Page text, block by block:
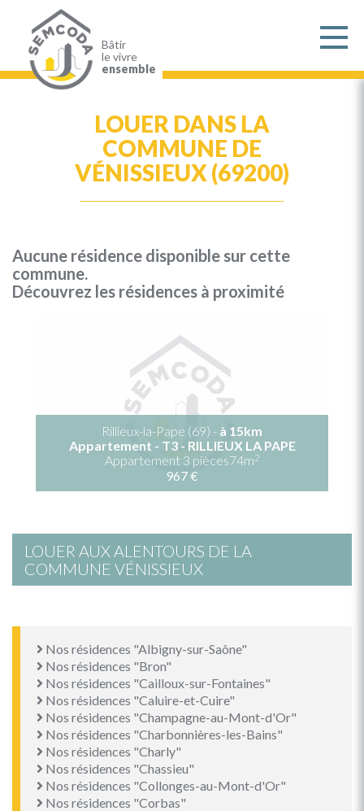
contenu
principal
Bâtir
le vivre
ensemble
LOUER DANS LA
COMMUNE DE
VÉNISSIEUX (69200)
Aucune résidence disponible sur cette
commune.
Découvrez les résidences à proximité
Rillieux-la-Pape (69) - à 15km
Appartement - T3 - RILLIEUX LA PAPE
Appartement 3 pièces74m2
967 €
LOUER AUX ALENTOURS DE LA
COMMUNE VÉNISSIEUX
Nos résidences "Albigny-sur-Saône"
Nos résidences "Bron"
Nos résidences "Cailloux-sur-Fontaines"
Nos résidences "Caluire-et-Cuire"
Nos résidences "Champagne-au-Mont-d'Or"
Nos résidences "Charbonnières-les-Bains"
Nos résidences "Charly"
Nos résidences "Chassieu"
Nos résidences "Collonges-au-Mont-d'Or"
Nos résidences "Corbas"